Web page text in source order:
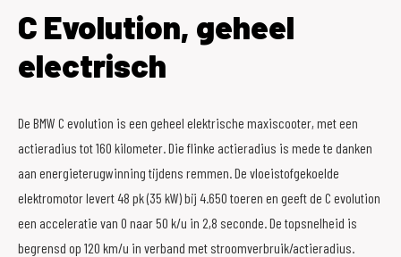
C Evolution, geheel
electrisch
De BMW C evolution is een geheel elektrische maxiscooter, met een
actieradius tot 160 kilometer. Die flinke actieradius is mede te danken
aan energieterugwinning tijdens remmen. De vloeistofgekoelde
elektromotor levert 48 pk (35 kW) bij 4.650 toeren en geeft de C evolution
een acceleratie van 0 naar 50 k/u in 2,8 seconde. De topsnelheid is
begrensd op 120 km/u in verband met stroomverbruik/actieradius.